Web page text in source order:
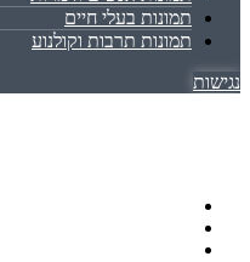
תמונות בעלי חיים
תמונות תרבות וקולנוע
נגישות